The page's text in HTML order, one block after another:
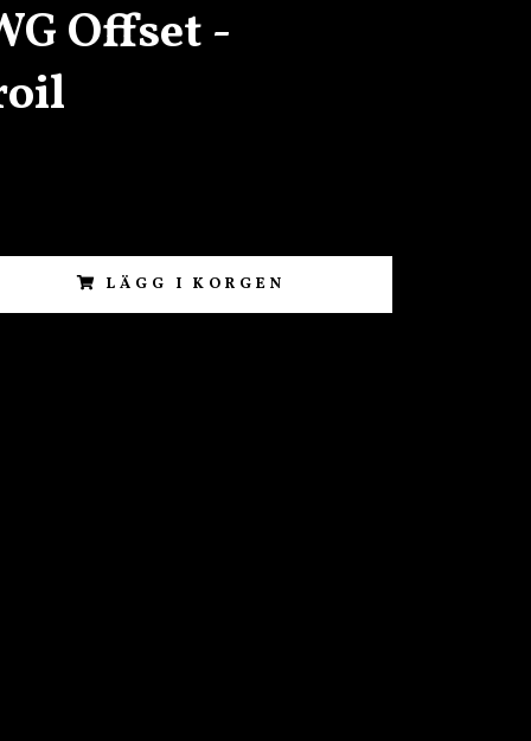
Offset -
LÄGG I KORGEN